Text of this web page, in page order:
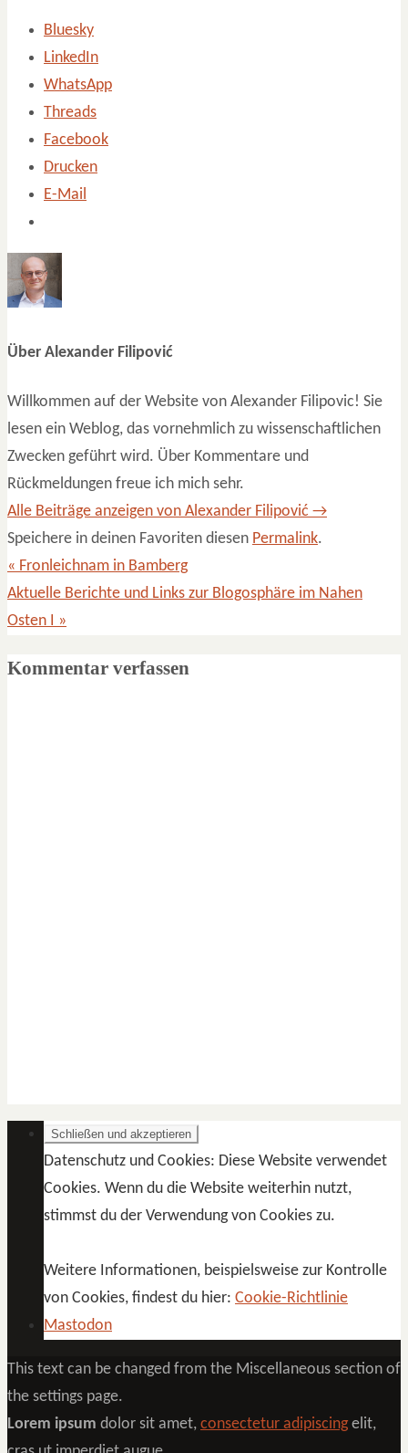
Bluesky
LinkedIn
WhatsApp
Threads
Facebook
Drucken
E-Mail
Über Alexander Filipović
Willkommen auf der Website von Alexander Filipovic! Sie
lesen ein Weblog, das vornehmlich zu wissenschaftlichen
Zwecken geführt wird. Über Kommentare und
Rückmeldungen freue ich mich sehr.
Alle Beiträge anzeigen von Alexander Filipović →
Speichere in deinen Favoriten diesen Permalink.
« Fronleichnam in Bamberg
Aktuelle Berichte und Links zur Blogosphäre im Nahen
Osten I
»
Kommentar verfassen
Datenschutz und Cookies: Diese Website verwendet
Cookies. Wenn du die Website weiterhin nutzt,
stimmst du der Verwendung von Cookies zu.
Weitere Informationen, beispielsweise zur Kontrolle
von Cookies, findest du hier: Cookie-Richtlinie
Mastodon
This text can be changed from the Miscellaneous section of
the settings page.
Lorem ipsum dolor sit amet, consectetur adipiscingelit,